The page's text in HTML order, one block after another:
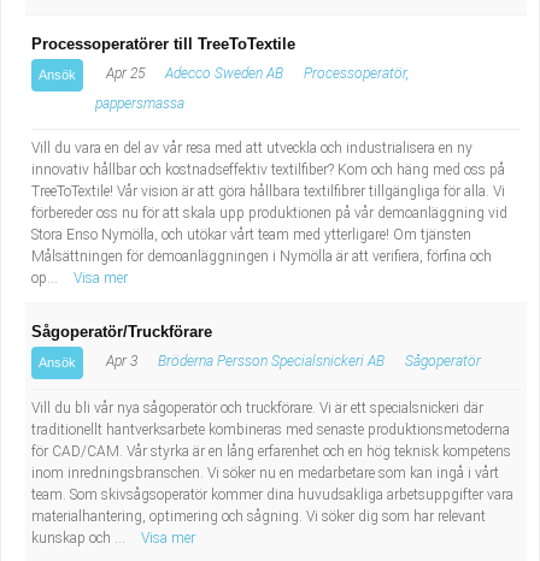
Processoperatörer till TreeToTextile
Ansök Apr 25 Adecco Sweden AB
Processoperatör,
pappersmassa
Vill du vara en del av vår resa med att utveckla och industrialisera en ny
innovativ hållbar och kostnadseffektiv textilfiber? Kom och häng med oss på
TreeToTextile! Vår vision är att göra hållbara textilfibrer tillgängliga för alla. Vi
förbereder oss nu för att skala upp produktionen på vår demoanläggning vid
Stora Enso Nymölla, och utökar vårt team med ytterligare! Om tjänsten
Målsättningen för demoanläggningen i Nymölla är att verifiera, förfina och
op...
Visa mer
Sågoperatör/Truckförare
Ansök Apr 3 Bröderna Persson Specialsnickeri AB Sågoperatör
Vill du bli vår nya sågoperatör och truckförare. Vi är ett specialsnickeri där
traditionellt hantverksarbete kombineras med senaste produktionsmetoderna
för CAD/CAM. Vår styrka är en lång erfarenhet och en hög teknisk kompetens
inom inredningsbranschen. Vi söker nu en medarbetare som kan ingå i vårt
team. Som skivsågsoperatör kommer dina huvudsakliga arbetsuppgifter vara
materialhantering, optimering och sågning. Vi söker dig som har relevant
kunskap och ...
Visa mer